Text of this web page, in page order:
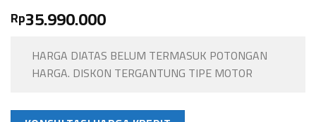
Rp35.990.000
HARGA DIATAS BELUM TERMASUK POTONGAN
HARGA. DISKON TERGANTUNG TIPE MOTOR